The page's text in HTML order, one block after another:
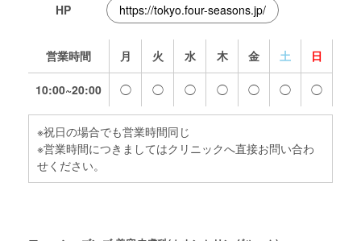
HP https://tokyo.four-seasons.jp/
営業時間 月 火 水 木 金 土 日
10:00~20:00 ◯ ◯ ◯ ◯ ◯ ◯ ◯
※祝日の場合でも営業時間同じ
※営業時間につきましてはクリニックへ直接お問い合わ
せください。